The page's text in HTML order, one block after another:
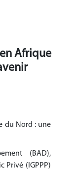
Afrique
(BAD),
Privé (IGPPP)